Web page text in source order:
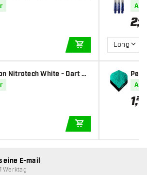
IN DEN
Nitrotech White - Dart Sh
rt
Auf
2,85
Long
ua
Auf
1,20
eine E-mail
Werktag